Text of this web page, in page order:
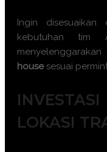
Ingin
kebutuhan tim
housesesuai
LOKASI